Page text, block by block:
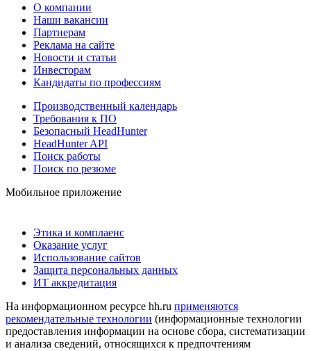
О компании
Наши вакансии
Партнерам
Реклама на сайте
Новости и статьи
Инвесторам
Кандидаты по профессиям
Производственный календарь
Требования к ПО
Безопасный HeadHunter
HeadHunter API
Поиск работы
Поиск по резюме
Мобильное приложение
Этика и комплаенс
Оказание услуг
Использование сайтов
Защита персональных данных
ИТ аккредитация
На информационном ресурсе hh.ru применяются
рекомендательные технологии (информационные технологии
предоставления информации на основе сбора, систематизации
и анализа сведений, относящихся к предпочтениям